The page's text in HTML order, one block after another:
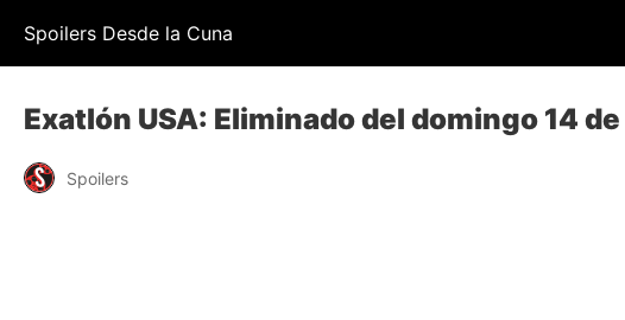
Spoilers Desde la Cuna
Exatlón USA: Eliminado del domingo 14
Spoilers